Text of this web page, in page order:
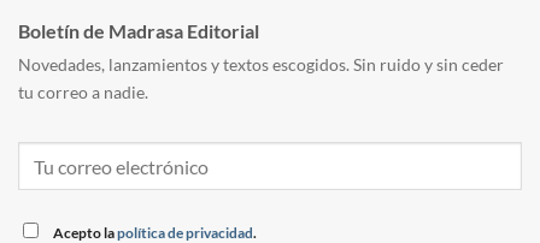
Boletín de Madrasa Editorial
Novedades, lanzamientos y textos escogidos. Sin ruido y sin ceder
tu correo a nadie.
Acepto lapolítica de privacidad.